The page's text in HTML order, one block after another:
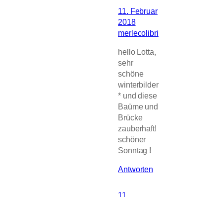
11. Februar
2018
merlecolibri
hello Lotta,
sehr
schöne
winterbilder
* und diese
Baüme und
Brücke
zauberhaft!
schöner
Sonntag !
Antworten
11.